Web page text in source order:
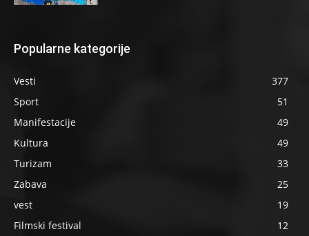
Popularne kategorije
Vesti
377
Sport
51
Manifestacije
49
Kultura
49
Turizam
33
Zabava
25
vest
19
Filmski festival
12